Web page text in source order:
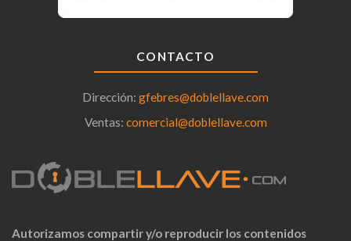
CONTACTO
Dirección: gfebres@doblellave.com
Ventas: comercial@doblellave.com
Autorizamos compartir y/o reproducir los contenidos